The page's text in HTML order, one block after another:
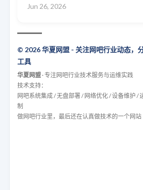
Jun 26, 2026
© 2026 华夏网盟 - 关注网吧行业动态，
工具
华夏网盟 · 专注网吧行业技术服务与运维实践
技术支持：
网吧系统集成 / 无盘部署 / 网络优化 / 设备维护 /
制
做网吧行业里，最后还在认真做技术的一个网站